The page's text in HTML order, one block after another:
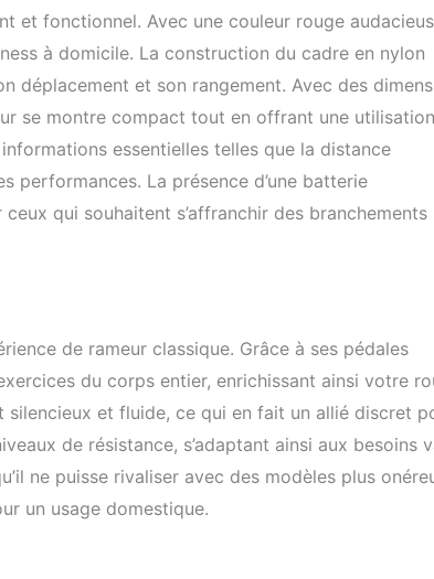
jambes, cuisses et plus encore, avec des exercices
stabilisateurs avant pour les pieds en instance de
supplémentaires tels que des curls, des rangées
des élévations avant, des rétrécissements, des
et fonctionnel. Avec une couleur rouge
à domicile. La construction du cadre en nylon
déplacement et son rangement. Avec des
se montre compact tout en offrant une utilisation
essentielles telles que la distance
performances. La présence d’une batterie
qui souhaitent s’affranchir des branchements
de rameur classique. Grâce à ses pédales
du corps entier, enrichissant ainsi votre
silencieux et fluide, ce qui en fait un allié discret
de résistance, s’adaptant ainsi aux besoins
ne puisse rivaliser avec des modèles plus
un usage domestique.